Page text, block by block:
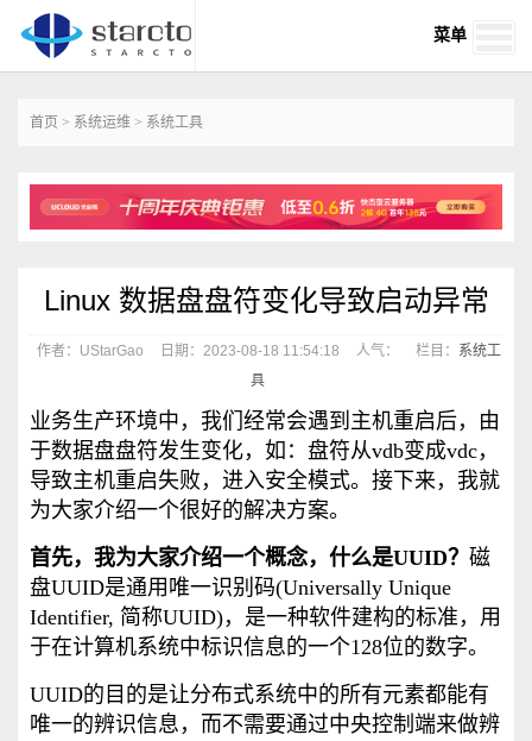
菜单
首页 > 系统运维 > 系统工具
Linux 数据盘盘符变化导致启动异常
作者：UStarGao 日期：2023-08-18 11:54:18 人气： 栏目： 系统工
具
业务生产环境中，我们经常会遇到主机重启后，由
于数据盘盘符发生变化，如：盘符从vdb变成vdc，
导致主机重启失败，进入安全模式。接下来，我就
为大家介绍一个很好的解决方案。
首先，我为大家介绍一个概念，什么是UUID？ 磁
盘UUID是通用唯一识别码(Universally Unique
Identifier, 简称UUID)，是一种软件建构的标准，用
于在计算机系统中标识信息的一个128位的数字。
UUID的目的是让分布式系统中的所有元素都能有
唯一的辨识信息，而不需要通过中央控制端来做辨